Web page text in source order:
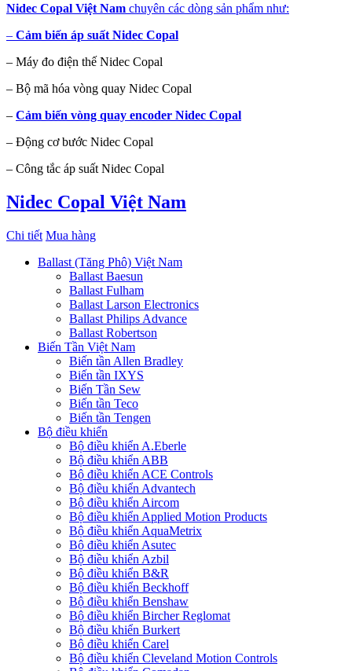
Nidec Copal Việt Nam chuyên các dòng sản phẩm như:
– Cảm biến áp suất Nidec Copal
– Máy đo điện thế Nidec Copal
– Bộ mã hóa vòng quay Nidec Copal
– Cảm biến vòng quay encoder Nidec Copal
– Động cơ bước Nidec Copal
– Công tắc áp suất Nidec Copal
Nidec Copal Việt Nam
Chi tiết Mua hàng
Ballast (Tăng Phô) Việt Nam
Ballast Baesun
Ballast Fulham
Ballast Larson Electronics
Ballast Philips Advance
Ballast Robertson
Biến Tần Việt Nam
Biến tần Allen Bradley
Biến tần IXYS
Biến Tần Sew
Biến tần Teco
Biến tần Tengen
Bộ điều khiển
Bộ điều khiển A.Eberle
Bộ điều khiển ABB
Bộ điều khiển ACE Controls
Bộ điều khiển Advantech
Bộ điều khiển Aircom
Bộ điều khiển Applied Motion Products
Bộ điều khiển AquaMetrix
Bộ điều khiển Asutec
Bộ điều khiển Azbil
Bộ điều khiển B&R
Bộ điều khiển Beckhoff
Bộ điều khiển Benshaw
Bộ điều khiển Bircher Reglomat
Bộ điều khiển Burkert
Bộ điều khiển Carel
Bộ điều khiển Cleveland Motion Controls